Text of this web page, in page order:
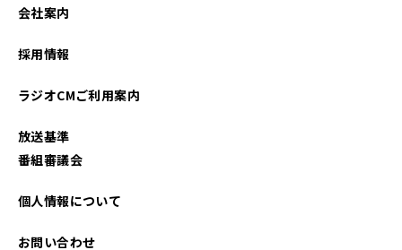
会社案内
採用情報
ラジオCMご利用案内
放送基準
番組審議会
個人情報について
お問い合わせ